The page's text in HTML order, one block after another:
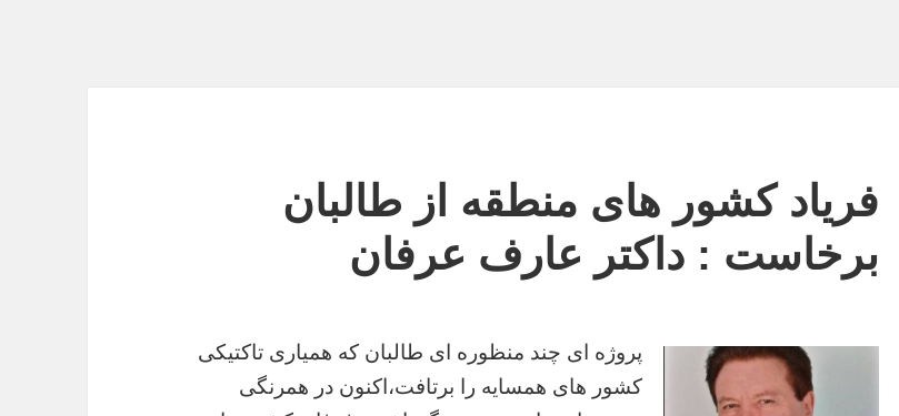
فریاد کشور های منطقه از طالبان
برخاست : داکتر عارف عرفان
پروژه ای چند منظوره ای طالبان که همیاری تاکتیکی
کشور های همسایه را برتافت،اکنون در همرنگی